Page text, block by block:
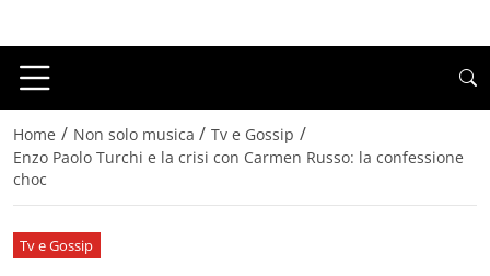
Home / Non solo musica / Tv e Gossip /
Enzo Paolo Turchi e la crisi con Carmen Russo: la confessione
choc
Tv e Gossip